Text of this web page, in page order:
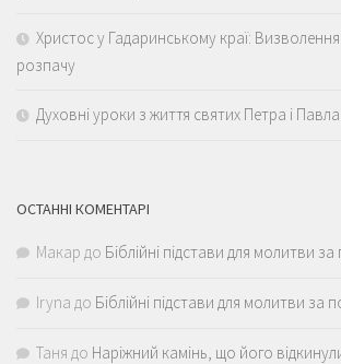
Христос у Гадаринському краї: Визволення
розпачу
Духовні уроки з життя святих Петра і Павла
ОСТАННІ КОМЕНТАРІ
Макар до Біблійні підстави для молитви
Iryna до Біблійні підстави для молитви за
Таня до Наріжний камінь, що його